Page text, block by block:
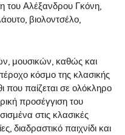
του Αλέξανδρου Γκόνη,
βιολοντσέλο,
μουσικών, καθώς και
κόσμο της κλασικής
που παίζεται σε ολόκληρο
προσέγγιση του
στις κλασικές
διαδραστικό παιχνίδι και